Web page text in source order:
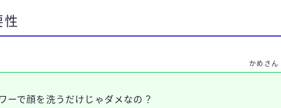
性
ーで顔を洗うだけじゃダメなの？
かめさん